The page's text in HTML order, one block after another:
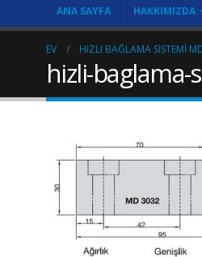
ANA SAYFA HAKKIMIZDA
EV HIZLI BAĞLAMA SISTEMI
hizli-